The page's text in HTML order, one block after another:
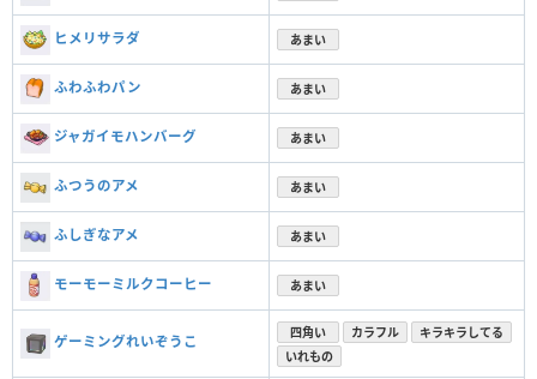
ヒメリサラダ あまい
ふわふわパン あまい
ジャガイモハンバーグ あまい
ふつうのアメ あまい
ふしぎなアメ あまい
モーモーミルクコーヒー あまい
ゲーミングれいぞうこ
四角い カラフル
キラキラしてる
いれもの